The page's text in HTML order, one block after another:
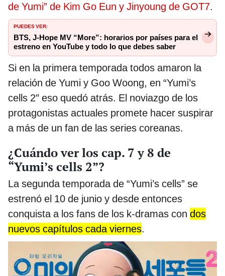
de Yumi” de Kim Go Eun y Jinyoung de GOT7.
PUEDES VER:
BTS, J-Hope MV “More”: horarios por países para el
estreno en YouTube y todo lo que debes saber
Si en la primera temporada todos amaron la
relación de Yumi y Goo Woong, en “Yumi’s
cells 2″ eso quedó atrás. El noviazgo de los
protagonistas actuales promete hacer suspirar
a más de un fan de las series coreanas.
¿Cuándo ver los cap. 7 y 8 de
“Yumi’s cells 2”?
La segunda temporada de “Yumi’s cells” se
estrenó el 10 de junio y desde entonces
conquista a los fans de los k-dramas con dos
nuevos capítulos cada viernes.